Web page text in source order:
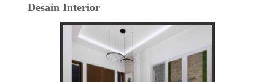
via WhatsApp: Panduan Lengkap PLN 123
Menentukan Hari dan Bulan Baik Membangun
Rumah Menurut Hitungan Jawa
Desain Interior